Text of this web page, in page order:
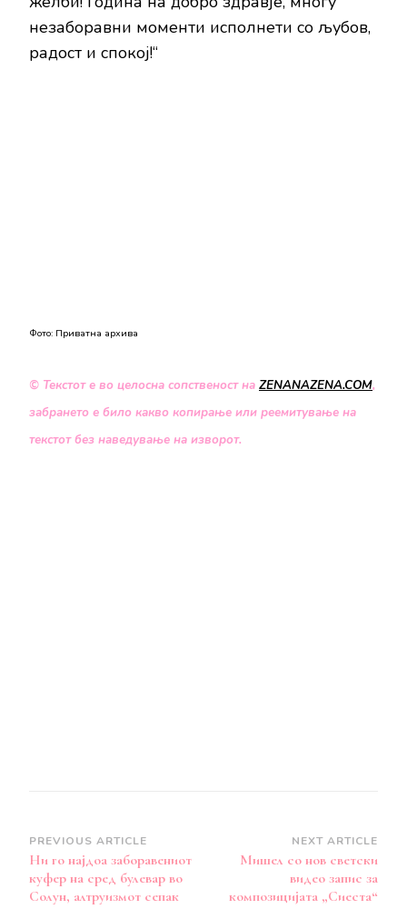
незаборавни моменти исполнети со љубов,
радост и спокој!“
Фото: Приватна архива
© Текстот е во целосна сопственост на ZENANAZENA.COM,
забрането е било какво копирање или реемитување на
текстот без наведување на изворот.
Post
Navigation
PREVIOUS ARTICLE
Ни го најдоа заборавениот
куфер на сред булевар во
Солун, алтруизмот сепак
NEXT ARTICLE
Мишел со нов светски
видео запис за
композицијата „Сиеста“